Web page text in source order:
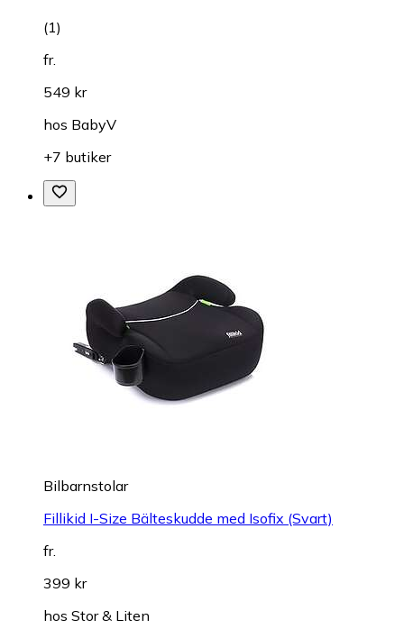
(1)
fr.
549 kr
hos BabyV
+7 butiker
Bilbarnstolar
Fillikid I-Size Bälteskudde med Isofix (Svart)
fr.
399 kr
hos Stor & Liten